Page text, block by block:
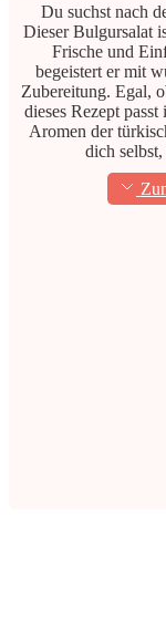
Du suchst nach
Dieser Bulgursalat
Frische und
begeistert er mit
Zubereitung. Egal,
dieses Rezept
Aromen der
dich